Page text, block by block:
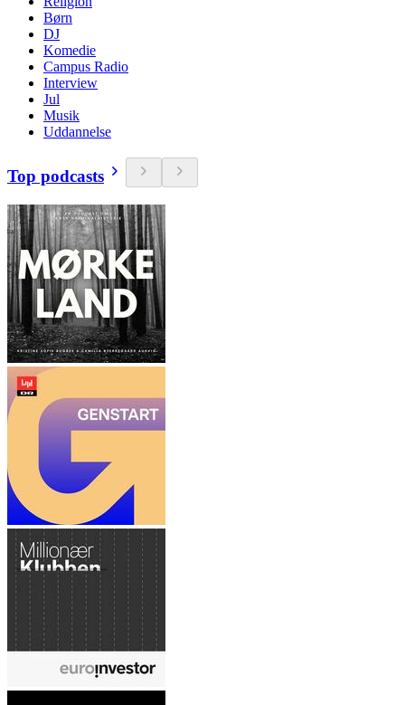
Børn
DJ
Komedie
Campus Radio
Interview
Jul
Musik
Uddannelse
Top podcasts